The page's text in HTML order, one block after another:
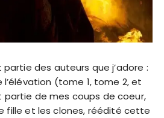
partie des auteurs que j’adore :
l’élévation (tome 1, tome 2, et
de mes coups de coeur,
fille et les clones, réédité cette